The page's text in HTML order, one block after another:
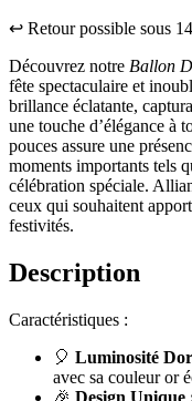
↩︎ Retour possible sous 14
Découvrez notre Ballon
fête spectaculaire et
brillance éclatante,
une touche d’élégance à
pouces assure une
moments importants tels
célébration spéciale.
ceux qui souhaitent
festivités.
Description
Caractéristiques :
🎈 Luminosité
avec sa couleur or
🎉 Design Unique